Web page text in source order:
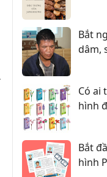
Bắt
dâm,
Có ai
hình
Bắt
hình